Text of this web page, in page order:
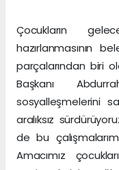
Çocukların
hazırlanmasının
parçalarından biri
Başkanı
sosyalleşmelerini
aralıksız
de bu
Amacımız